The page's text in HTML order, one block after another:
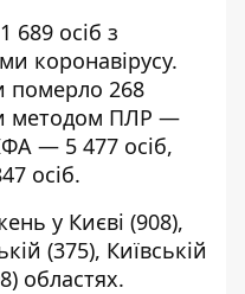
689 осіб з
коронавірусу.
померло 268
методом ПЛР —
— 5 477 осіб,
осіб.
у Києві (908),
(375), Київській
областях.